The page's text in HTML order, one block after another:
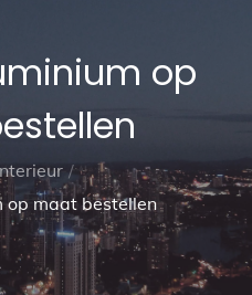
op
op maat bestellen